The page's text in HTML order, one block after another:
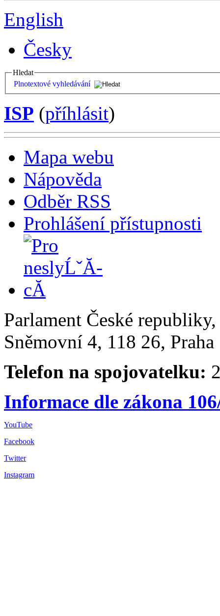
English
Česky
Hledat
Plnotextové vyhledávání
ISP (příhlásit)
Mapa webu
Nápověda
Odběr RSS
Prohlášení přístupnosti
Parlament České
Sněmovní 4, 118 26,
Telefon na spojovatelku:
Informace dle zákona
YouTube
Facebook
Twitter
Instagram